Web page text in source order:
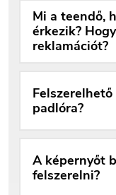
Mi a teendő,
érkezik?
reklamációt?
padlóra?
A képernyőt
felszerelni?